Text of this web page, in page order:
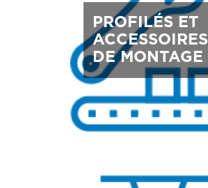
PROFILÉS ET
ACCESSOIRES
DE MONTAGE